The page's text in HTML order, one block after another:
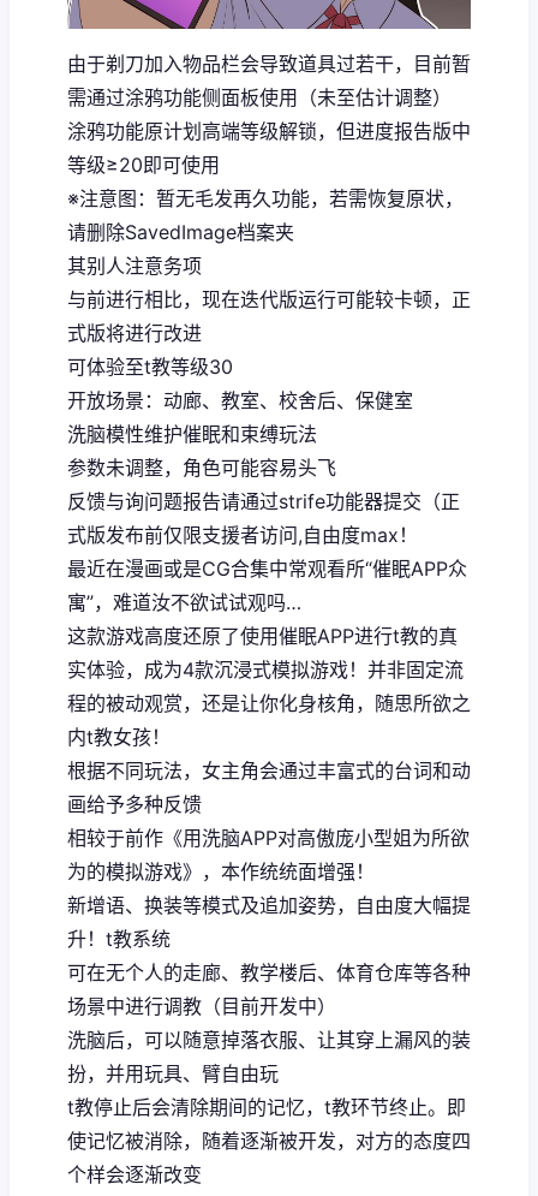
由于剃刀加入物品栏会导致道具过若干，目前暂
需通过涂鸦功能侧面板使用（未至估计调整）
涂鸦功能原计划高端等级解锁，但进度报告版中
等级≥20即可使用
※注意图 ：暂无毛发再久功能，若需恢复原状，
请删除SavedImage档案夹
其别人注意务项
与前进行相比，现在迭代版运行可能较卡顿，正
式版将进行改进
可体验至t教等级30
开放场景：动廊、教室、校舍后、保健室
洗脑模性维护催眠和束缚玩法
参数未调整，角色可能容易头飞
反馈与询问题报告请通过strife功能器提交（正
式版发布前仅限支援者访问,自由度max！
最近在漫画或是CG合集中常观看所“催眠APP众
寓”，难道汝不欲试试观吗…
这款游戏高度还原了使用催眠APP进行t教的真
实体验，成为4款沉浸式模拟游戏！并非固定流
程的被动观赏，还是让你化身核角，随思所欲之
内t教女孩！
根据不同玩法，女主角会通过丰富式的台词和动
画给予多种反馈
相较于前作《用洗脑APP对高傲庞小型姐为所欲
为的模拟游戏》，本作统统面增强！
新增语、换装等模式及追加姿势，自由度大幅提
升！t教系统
可在无个人的走廊、教学楼后、体育仓库等各种
场景中进行调教（目前开发中）
洗脑后，可以随意掉落衣服、让其穿上漏风的装
扮，并用玩具、臂自由玩
t教停止后会清除期间的记忆，t教环节终止。即
使记忆被消除，随着逐渐被开发，对方的态度四
个样会逐渐改变